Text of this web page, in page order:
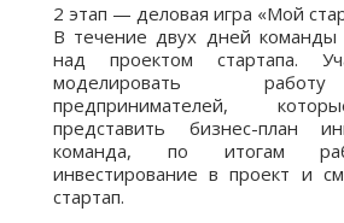
2 этап — деловая игра «Мой
В течение двух дней команды
над проектом стартапа.
моделировать
предпринимателей,
представить бизнес-план
команда, по итогам
инвестирование в проект и
стартап.